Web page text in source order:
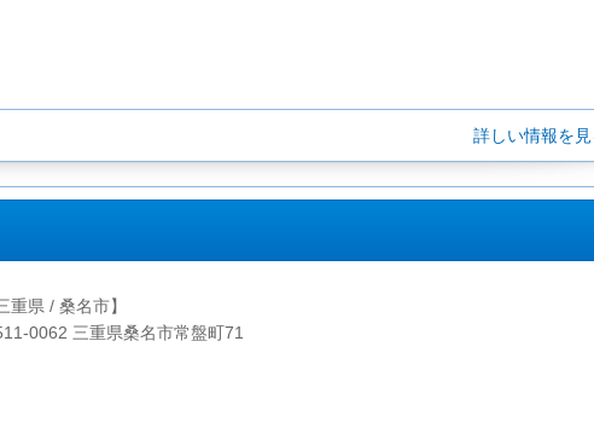
詳しい情報を
重県 / 桑名市】
0062 三重県桑名市常盤町71